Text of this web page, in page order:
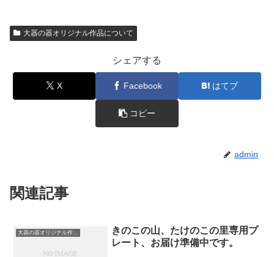
大器の器オリジナル作品について
シェアする
X Facebook はてブ
コピー
admin
関連記事
大器の器オリジナル作品について
きのこの山、たけのこの里専用プ
レート、お届け準備中です。